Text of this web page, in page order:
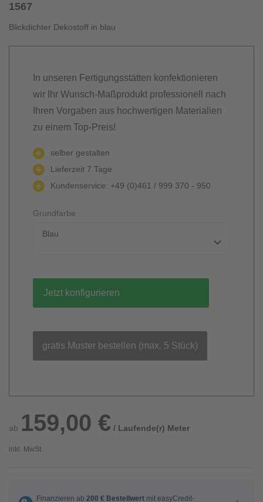
1567
Blickdichter Dekostoff in blau
In unseren Fertigungsstätten konfektionieren
wir Ihr Wunsch-Maßprodukt professionell nach
Ihren Vorgaben aus hochwertigen Materialien
zu einem Top-Preis!
selber gestalten
Lieferzeit 7 Tage
Kundenservice: +49 (0)461 / 999 370 - 950
Grundfarbe
Blau
Jetzt konfigurieren
gratis Muster bestellen (max. 5 Stück)
ab 159,00 € / Laufende(r) Meter
inkl. MwSt.